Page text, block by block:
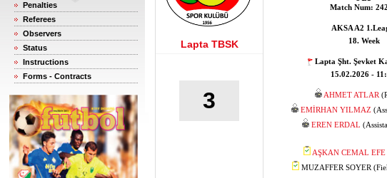
Penalties
Referees
Observers
Status
Instructions
Forms - Contracts
Lapta TBSK
3
Match Num:
AKSA A2
18. Week
Lapta Şht. Şevket
15.02.2026 -
AHMET ATLAR
EMİRHAN YILMAZ
EREN ERDAL
AŞKAN CEMAL EFE
MUZAFFER SOYER